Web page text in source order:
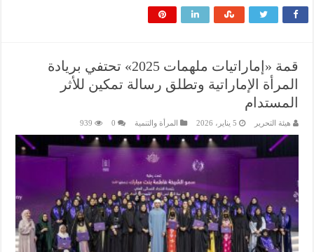
قمة «إماراتيات ملهمات 2025» تحتفي بريادة
المرأة الإماراتية وتطلق رسالة تمكين للأثر
المستدام
هيئة التحرير 5 يناير، 2026 المرأة والتنمية 0
939